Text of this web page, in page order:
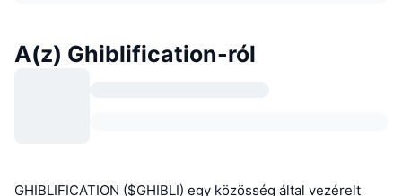
A(z) Ghiblification-ról
GHIBLIFICATION ($GHIBLI) egy közösség által vezérelt